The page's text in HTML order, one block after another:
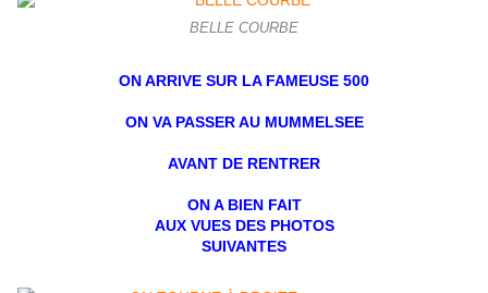
BELLE COURBE
ON ARRIVE SUR LA FAMEUSE 500
ON VA PASSER AU MUMMELSEE
AVANT DE RENTRER
ON A BIEN FAIT
AUX VUES DES PHOTOS
SUIVANTES